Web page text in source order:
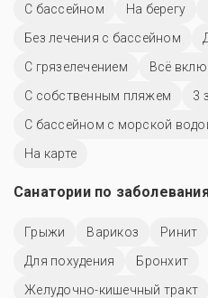
C бассейном На берегу
Без лечения с бассейном
С грязелечением
Всё
С собственным пляжем
3
С бассейном с морской
На карте
Санатории по
Грыжи Варикоз Ринит
Для похудения
Бронхит
Желудочно-кишечный тракт